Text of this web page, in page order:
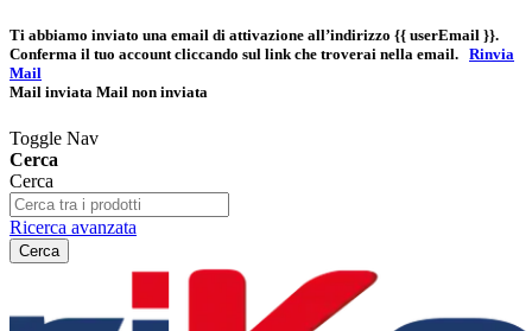
Ti abbiamo inviato una email di attivazione all’indirizzo {{ userEmail }}.
Conferma il tuo account cliccando sul link che troverai nella email. Rinvia
Mail
Mail inviata Mail non inviata
Toggle Nav
Cerca
Cerca
Ricerca avanzata
Cerca